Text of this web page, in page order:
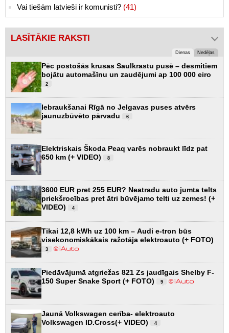
Vai tiešām latvieši ir komunisti? (41)
LASĪTĀKIE RAKSTI
Dienas Nedēļas
Pēc postošās krusas Saulkrastu pusē – desmitiem
bojātu automašīnu un zaudējumi ap 100 000 eiro
2
Iebraukšanai Rīgā no Jelgavas puses atvērs
jaunuzbūvēto pārvadu
6
Elektriskais Škoda Peaq varēs nobraukt līdz pat
650 km (+ VIDEO)
8
3600 EUR pret 255 EUR? Neatradu auto jumta telts
priekšrocības pret ātri būvējamo telti uz zemes! (+
VIDEO)
4
Tikai 12,8 kWh uz 100 km – Audi e-tron būs
visekonomiskākais ražotāja elektroauto (+ FOTO)
3
Piedāvājumā atgriežas 821 Zs jaudīgais Shelby F-
150 Super Snake Sport (+ FOTO)
9
Jaunā Volkswagen cerība- elektroauto
Volkswagen ID.Cross(+ VIDEO)
4